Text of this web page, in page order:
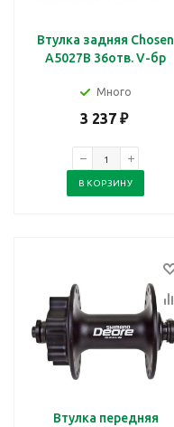
Втулка задняя Chosen
A5027B 36отв. V-бр
Много
3 237₽
В КОРЗИНУ
Втулка передняя